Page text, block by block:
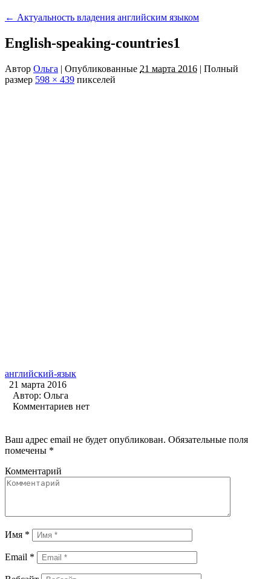
← Актуальность владения английским языком
English-speaking-countries1
Автор Ольга | Опубликованные 21 марта 2016 | Полный
размер 598 × 439 пикселей
английский-язык
21 марта 2016
Автор: Ольга
Комментариев нет
Ваш адрес email не будет опубликован. Обязательные поля
помечены *
Комментарий
Имя *
Email *